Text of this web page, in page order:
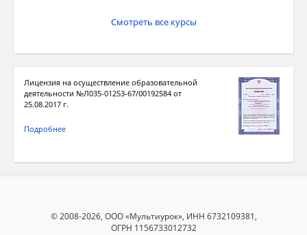
Смотреть все курсы
Лицензия на осуществление образовательной
деятельности №Л035-01253-67/00192584 от
25.08.2017 г.
Подробнее
© 2008-2026, ООО «Мультиурок», ИНН 6732109381,
ОГРН 1156733012732